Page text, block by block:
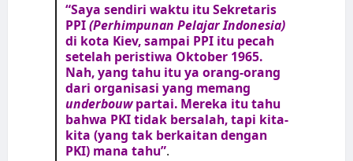
“Saya sendiri waktu itu Sekretaris
PPI(Perhimpunan Pelajar Indonesia)
di kota Kiev, sampai PPI itu pecah
setelah peristiwa Oktober 1965.
Nah, yang tahu itu ya orang-orang
dari organisasi yang memang
underbouwpartai. Mereka itu tahu
bahwa PKI tidak bersalah, tapi kita-
kita (yang tak berkaitan dengan
PKI) mana tahu”.